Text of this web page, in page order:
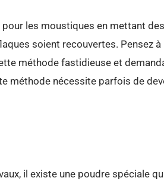
pour les moustiques en mettant
soient recouvertes. Pensez à
méthode fastidieuse et
méthode nécessite parfois de
il existe une poudre spéciale